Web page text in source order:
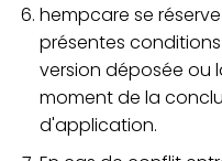
hempcare se
présentes
version déposée ou
moment de la
d'application.